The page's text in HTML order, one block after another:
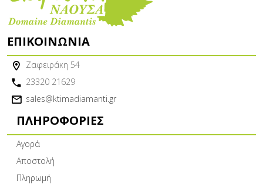
ΕΠΙΚΟΙΝΩΝΊΑ
Ζαφειράκη 54
23320 21629
sales@ktimadiamanti.gr
ΠΛΗΡΟΦΟΡΊΕΣ
Αγορά
Αποστολή
Πληρωμή